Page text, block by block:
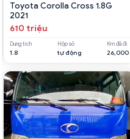
Toyota Corolla Cross 1.8G
2021
610 triệu
Dung tích
1.8
Hộp số
tự động
Km đã đi
26,000